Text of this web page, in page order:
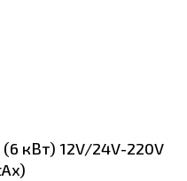
кВт) 12V/24V-220V